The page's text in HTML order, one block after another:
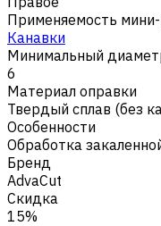
Применяемость
Канавки
Минимальный
6
Материал оправки
Твердый сплав (без
Особенности
Обработка
Бренд
AdvaCut
Скидка
15%